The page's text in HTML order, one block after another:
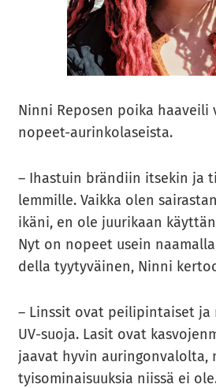
Ninni Re­po­sen poika haa­vei­li
nopeet-​aurinkolaseista.
– Ihas­tuin brän­diin it­se­kin ja
lem­mil­le. Vaik­ka olen
ikäni, en ole juu­ri­kaan
Nyt on no­peet usein
del­la tyy­ty­väi­nen, Ninni
– Lins­sit ovat pei­li­pin­tai­set ja
UV-​suoja. Lasit ovat
jaa­vat hyvin
tyi­so­mi­nai­suuk­sia niis­sä ei